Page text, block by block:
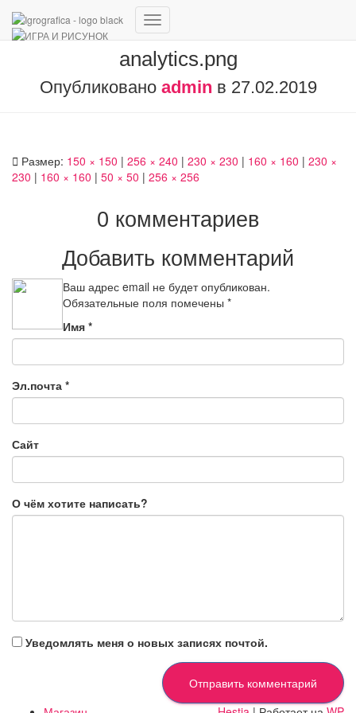
Переключить
навигацию
analytics.png
Опубликовано admin в 27.02.2019
Размер: 150 × 150 | 256 × 240 | 230 × 230 | 160 × 160 | 230 ×
230 | 160 × 160 | 50 × 50 | 256 × 256
0 комментариев
Добавить комментарий
Ваш адрес email не будет опубликован.
Обязательные поля помечены *
Имя *
Эл.почта *
Сайт
О чём хотите написать?
Уведомлять меня о новых записях почтой.